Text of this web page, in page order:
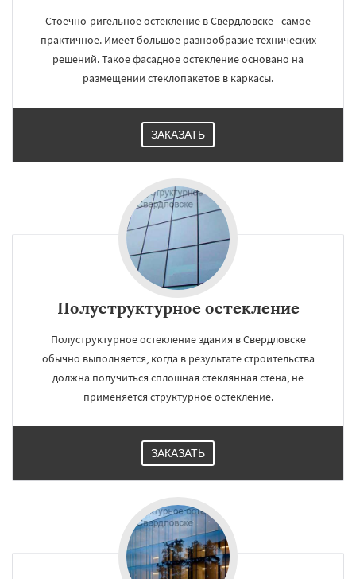
Стоечно-ригельное остекление в Свердловске - самое
практичное. Имеет большое разнообразие технических
решений. Такое фасадное остекление основано на
размещении стеклопакетов в каркасы.
ЗАКАЗАТЬ
Полуструктурное остекление
Полуструктурное остекление здания в Свердловске
обычно выполняется, когда в результате строительства
должна получиться сплошная стеклянная стена, не
применяется структурное остекление.
ЗАКАЗАТЬ